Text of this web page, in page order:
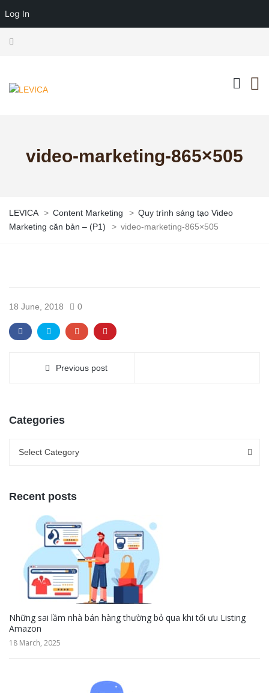
video-marketing-865×505
LEVICA > Content Marketing > Quy trình sáng tạo Video
Marketing căn bản – (P1)
> video-marketing-865×505
18 June, 2018 0
Previous post
Categories
Select Category
Recent posts
Những sai lầm nhà bán hàng thường bỏ qua khi tối ưu Listing
Amazon
18 March, 2025
Log In